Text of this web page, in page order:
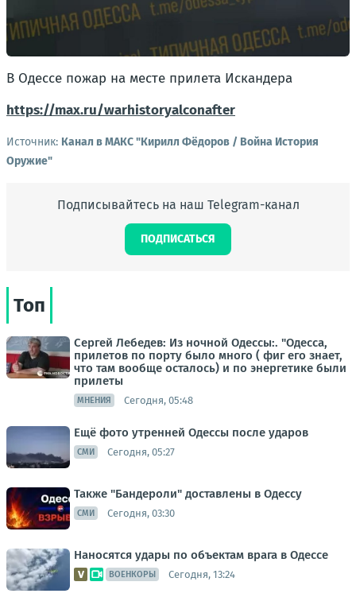
В Одессе пожар на месте прилета Искандера
https://max.ru/warhistoryalconafter
Источник: Канал в МАКС "Кирилл Фёдоров / Война История
Оружие"
Подписывайтесь на наш Telegram-канал
ПОДПИСАТЬСЯ
Топ
Сергей Лебедев: Из ночной Одессы:. "Одесса,
прилетов по порту было много ( фиг его знает,
что там вообще осталось) и по энергетике были
прилеты
МНЕНИЯ Сегодня, 05:48
Ещё фото утренней Одессы после ударов
СМИ Сегодня, 05:27
Также "Бандероли" доставлены в Одессу
СМИ Сегодня, 03:30
Наносятся удары по объектам врага в Одессе
ВОЕНКОРЫ Сегодня, 13:24